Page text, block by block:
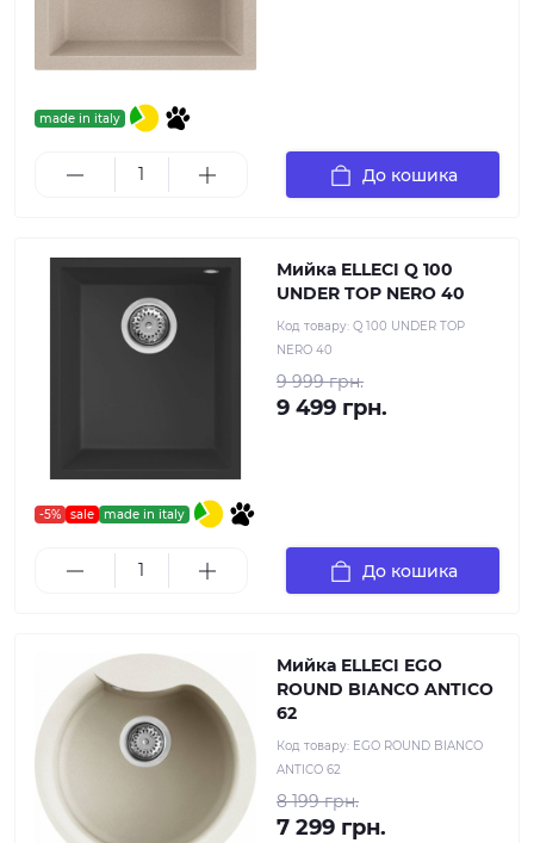
made in italy
До кошика
-5% sale made in italy
Мийка ELLECI Q 100
UNDER TOP NERO 40
Код товару: Q 100 UNDER TOP
NERO 40
9 999 грн.
9 499 грн.
До кошика
Мийка ELLECI EGO
ROUND BIANCO ANTICO
62
Код товару: EGO ROUND BIANCO
ANTICO 62
8 199 грн.
7 299 грн.